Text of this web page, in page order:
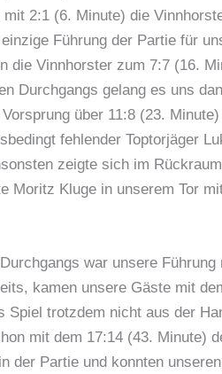
2:1 (6. Minute) die
Führung der Partie für
die Vinnhorster zum 7:7 (16.
Durchgangs gelang es uns
über 11:8 (23.
fehlender Toptorjäger
zeigte sich im
Moritz Kluge in unserem Tor
war unsere
kamen unsere Gäste mit
Spiel trotzdem nicht aus der
mit dem 17:14 (43. Minute)
der Partie und konnten